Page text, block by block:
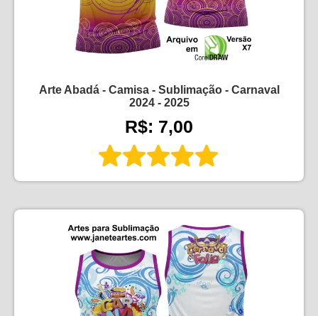
Arte Abadá - Camisa - Sublimação - Carnaval
2024 - 2025
R$: 7,00